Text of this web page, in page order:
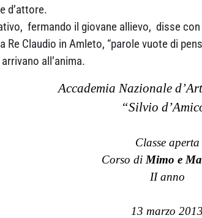
d’attore.
fermando il giovane allievo, disse
Re Claudio in Amleto, “parole vuote di
all’anima.
Accademia Nazionale
“Silvio
Classe aperta
Corso di Mimo e
II anno
13 marzo 2013